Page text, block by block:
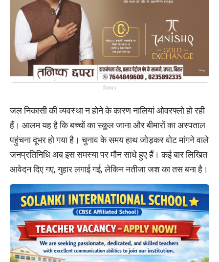
विज्ञापन
जल निकासी की व्यवस्था न होने के कारण नालियां ओवरफ्लो हो रही
हैं। आलम यह है कि बच्चों का स्कूल जाना और बीमारों का अस्पताल
पहुंचना दूभर हो गया है। चुनाव के समय हाथ जोड़कर वोट मांगने वाले
जनप्रतिनिधि अब इस समस्या पर मौन साधे हुए हैं। कई बार लिखित
आवेदन दिए गए, गुहार लगाई गई, लेकिन नतीजा जश का तस बना है।